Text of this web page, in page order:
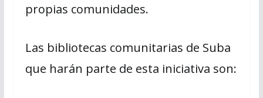
propias comunidades.
Las bibliotecas comunitarias de Suba
que harán parte de esta iniciativa son: